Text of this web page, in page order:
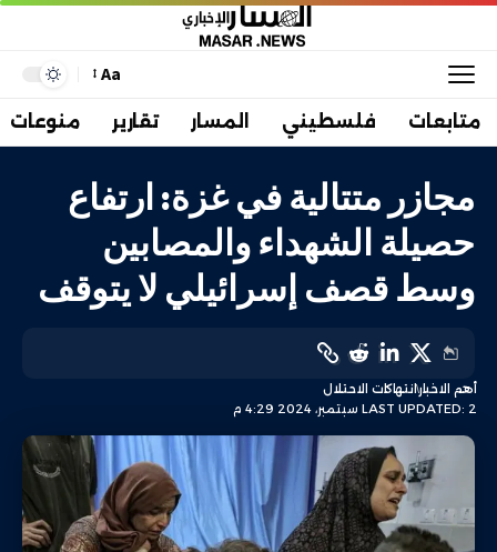
Aa
متابعات فلسطيني المسار تقارير منوعات
مجازر متتالية في غزة: ارتفاع
حصيلة الشهداء والمصابين
وسط قصف إسرائيلي لا يتوقف
LAST UPDATED: 2 سبتمبر، 2024 4:29 م
أهم الاخبارانتهاكات الاحتلال